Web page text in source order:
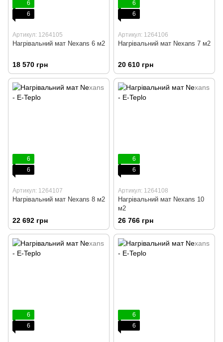
6
6
Артикул: 1264105
Нагрівальний мат Nexans 6 м2
18 570 грн
6
6
Артикул: 1264106
Нагрівальний мат Nexans 7 м2
20 610 грн
6
6
Артикул: 1264107
Нагрівальний мат Nexans 8 м2
22 692 грн
6
6
Артикул: 1264108
Нагрівальний мат Nexans 10
м2
26 766 грн
6
6
6
6